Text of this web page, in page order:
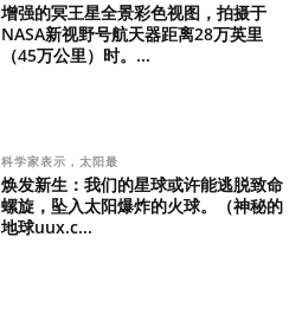
增强的冥王星全景彩色视图，拍摄于
NASA新视野号航天器距离28万英里
（45万公里）时。...
科学家表示，太阳最
焕发新生：我们的星球或许能逃脱致命
螺旋，坠入太阳爆炸的火球。（神秘的
地球uux.c...